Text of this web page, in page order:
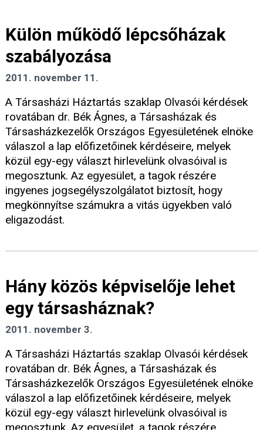
Külön működő lépcsőházak
szabályozása
2011. november 11.
A Társasházi Háztartás szaklap Olvasói kérdések
rovatában dr. Bék Ágnes, a Társasházak és
Társasházkezelők Országos Egyesületének elnöke
válaszol a lap előfizetőinek kérdéseire, melyek
közül egy-egy választ hirlevelünk olvasóival is
megosztunk. Az egyesület, a tagok részére
ingyenes jogsegélyszolgálatot biztosít, hogy
megkönnyítse számukra a vitás ügyekben való
eligazodást.
Hány közös képviselője lehet
egy társasháznak?
2011. november 3.
A Társasházi Háztartás szaklap Olvasói kérdések
rovatában dr. Bék Ágnes, a Társasházak és
Társasházkezelők Országos Egyesületének elnöke
válaszol a lap előfizetőinek kérdéseire, melyek
közül egy-egy választ hirlevelünk olvasóival is